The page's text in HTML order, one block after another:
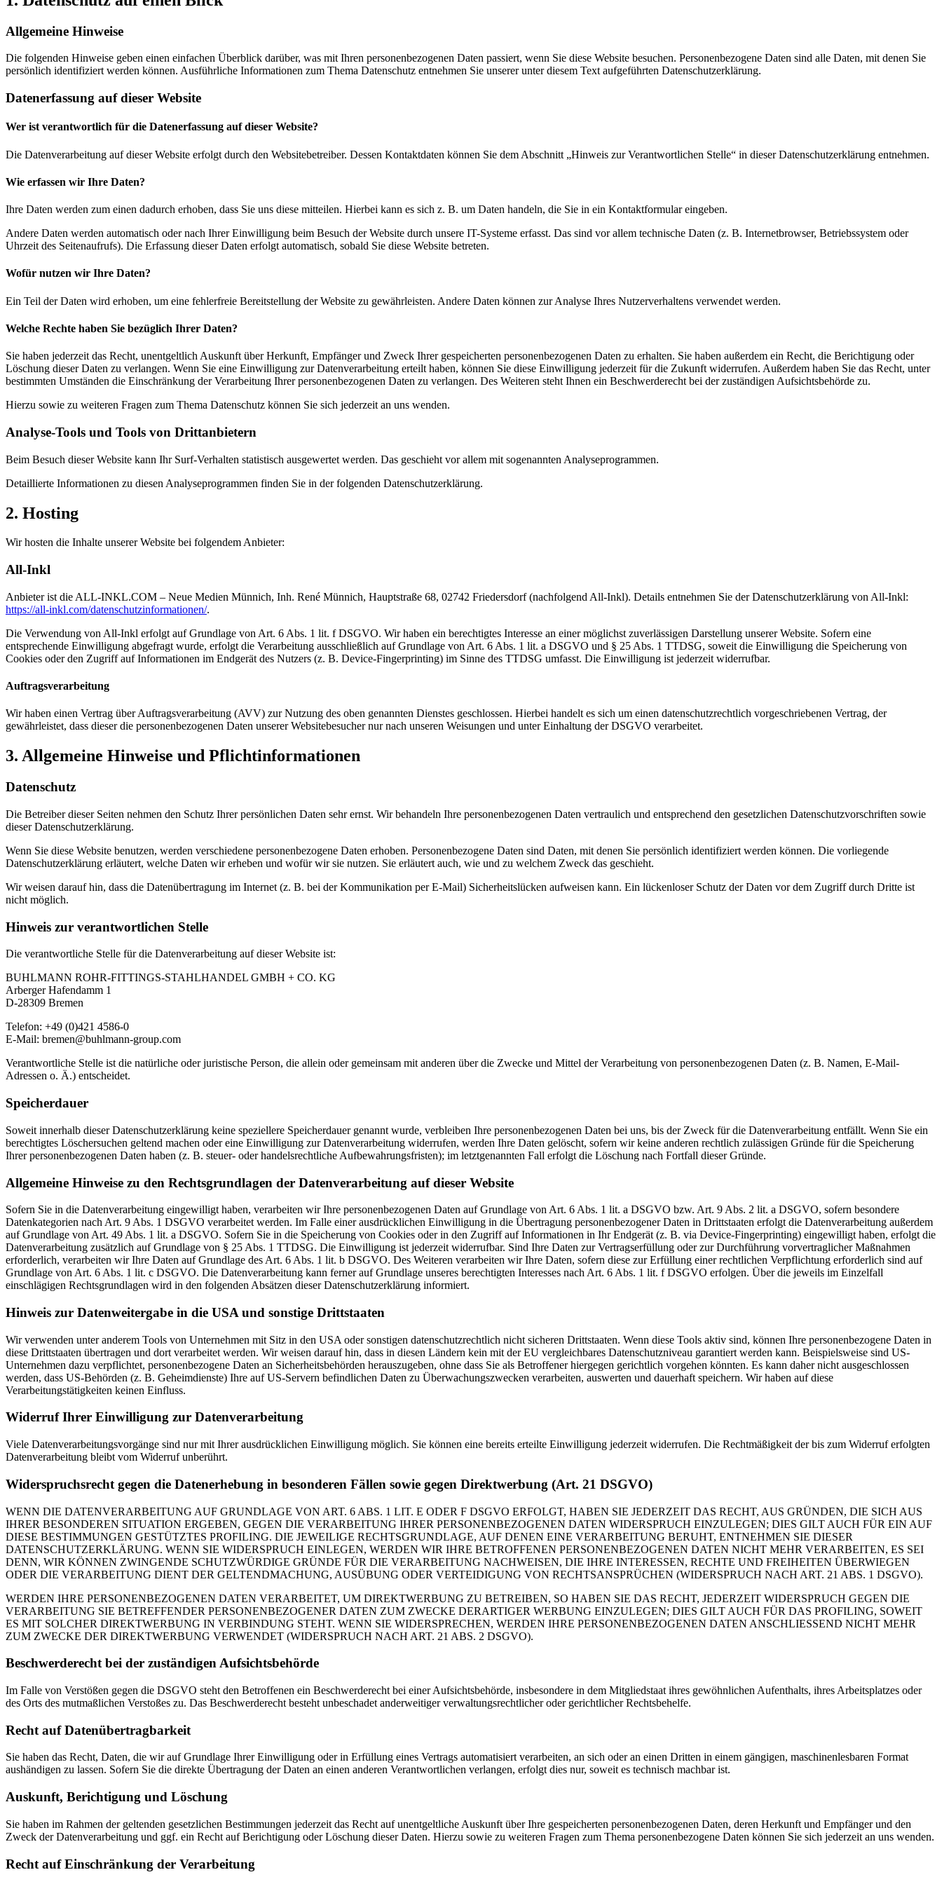
Allgemeine Hinweise
Die folgenden Hinweise geben einen einfachen Überblick darüber, was mit Ihren personenbezogenen Daten passiert, wenn Sie diese Website besuchen. Personenbezogene Daten sind alle Daten, mit denen Sie
persönlich identifiziert werden können. Ausführliche Informationen zum Thema Datenschutz entnehmen Sie unserer unter diesem Text aufgeführten Datenschutzerklärung.
Datenerfassung auf dieser Website
Wer ist verantwortlich für die Datenerfassung auf dieser Website?
Die Datenverarbeitung auf dieser Website erfolgt durch den Websitebetreiber. Dessen Kontaktdaten können Sie dem Abschnitt „Hinweis zur Verantwortlichen Stelle“ in dieser Datenschutzerklärung entnehmen.
Wie erfassen wir Ihre Daten?
Ihre Daten werden zum einen dadurch erhoben, dass Sie uns diese mitteilen. Hierbei kann es sich z. B. um Daten handeln, die Sie in ein Kontaktformular eingeben.
Andere Daten werden automatisch oder nach Ihrer Einwilligung beim Besuch der Website durch unsere IT-Systeme erfasst. Das sind vor allem technische Daten (z. B. Internetbrowser, Betriebssystem oder
Uhrzeit des Seitenaufrufs). Die Erfassung dieser Daten erfolgt automatisch, sobald Sie diese Website betreten.
Wofür nutzen wir Ihre Daten?
Ein Teil der Daten wird erhoben, um eine fehlerfreie Bereitstellung der Website zu gewährleisten. Andere Daten können zur Analyse Ihres Nutzerverhaltens verwendet werden.
Welche Rechte haben Sie bezüglich Ihrer Daten?
Sie haben jederzeit das Recht, unentgeltlich Auskunft über Herkunft, Empfänger und Zweck Ihrer gespeicherten personenbezogenen Daten zu erhalten. Sie haben außerdem ein Recht, die Berichtigung oder
Löschung dieser Daten zu verlangen. Wenn Sie eine Einwilligung zur Datenverarbeitung erteilt haben, können Sie diese Einwilligung jederzeit für die Zukunft widerrufen. Außerdem haben Sie das Recht, unter
bestimmten Umständen die Einschränkung der Verarbeitung Ihrer personenbezogenen Daten zu verlangen. Des Weiteren steht Ihnen ein Beschwerderecht bei der zuständigen Aufsichtsbehörde zu.
Hierzu sowie zu weiteren Fragen zum Thema Datenschutz können Sie sich jederzeit an uns wenden.
Analyse-Tools und Tools von Dritt­anbietern
Beim Besuch dieser Website kann Ihr Surf-Verhalten statistisch ausgewertet werden. Das geschieht vor allem mit sogenannten Analyseprogrammen.
Detaillierte Informationen zu diesen Analyseprogrammen finden Sie in der folgenden Datenschutzerklärung.
2. Hosting
Wir hosten die Inhalte unserer Website bei folgendem Anbieter:
All-Inkl
Anbieter ist die ALL-INKL.COM – Neue Medien Münnich, Inh. René Münnich, Hauptstraße 68, 02742 Friedersdorf (nachfolgend All-Inkl). Details entnehmen Sie der Datenschutzerklärung von All-Inkl:
https://all-inkl.com/datenschutzinformationen/.
Die Verwendung von All-Inkl erfolgt auf Grundlage von Art. 6 Abs. 1 lit. f DSGVO. Wir haben ein berechtigtes Interesse an einer möglichst zuverlässigen Darstellung unserer Website. Sofern eine
entsprechende Einwilligung abgefragt wurde, erfolgt die Verarbeitung ausschließlich auf Grundlage von Art. 6 Abs. 1 lit. a DSGVO und § 25 Abs. 1 TTDSG, soweit die Einwilligung die Speicherung von
Cookies oder den Zugriff auf Informationen im Endgerät des Nutzers (z. B. Device-Fingerprinting) im Sinne des TTDSG umfasst. Die Einwilligung ist jederzeit widerrufbar.
Auftragsverarbeitung
Wir haben einen Vertrag über Auftragsverarbeitung (AVV) zur Nutzung des oben genannten Dienstes geschlossen. Hierbei handelt es sich um einen datenschutzrechtlich vorgeschriebenen Vertrag, der
gewährleistet, dass dieser die personenbezogenen Daten unserer Websitebesucher nur nach unseren Weisungen und unter Einhaltung der DSGVO verarbeitet.
3. Allgemeine Hinweise und Pflicht­informationen
Datenschutz
Die Betreiber dieser Seiten nehmen den Schutz Ihrer persönlichen Daten sehr ernst. Wir behandeln Ihre personenbezogenen Daten vertraulich und entsprechend den gesetzlichen Datenschutzvorschriften sowie
dieser Datenschutzerklärung.
Wenn Sie diese Website benutzen, werden verschiedene personenbezogene Daten erhoben. Personenbezogene Daten sind Daten, mit denen Sie persönlich identifiziert werden können. Die vorliegende
Datenschutzerklärung erläutert, welche Daten wir erheben und wofür wir sie nutzen. Sie erläutert auch, wie und zu welchem Zweck das geschieht.
Wir weisen darauf hin, dass die Datenübertragung im Internet (z. B. bei der Kommunikation per E-Mail) Sicherheitslücken aufweisen kann. Ein lückenloser Schutz der Daten vor dem Zugriff durch Dritte ist
nicht möglich.
Hinweis zur verantwortlichen Stelle
Die verantwortliche Stelle für die Datenverarbeitung auf dieser Website ist:
BUHLMANN ROHR-FITTINGS-STAHLHANDEL GMBH + CO. KG
Arberger Hafendamm 1
D-28309 Bremen
Telefon: +49 (0)421 4586-0
E-Mail: bremen@buhlmann-group.com
Verantwortliche Stelle ist die natürliche oder juristische Person, die allein oder gemeinsam mit anderen über die Zwecke und Mittel der Verarbeitung von personenbezogenen Daten (z. B. Namen, E-Mail-
Adressen o. Ä.) entscheidet.
Speicherdauer
Soweit innerhalb dieser Datenschutzerklärung keine speziellere Speicherdauer genannt wurde, verbleiben Ihre personenbezogenen Daten bei uns, bis der Zweck für die Datenverarbeitung entfällt. Wenn Sie ein
berechtigtes Löschersuchen geltend machen oder eine Einwilligung zur Datenverarbeitung widerrufen, werden Ihre Daten gelöscht, sofern wir keine anderen rechtlich zulässigen Gründe für die Speicherung
Ihrer personenbezogenen Daten haben (z. B. steuer- oder handelsrechtliche Aufbewahrungsfristen); im letztgenannten Fall erfolgt die Löschung nach Fortfall dieser Gründe.
Allgemeine Hinweise zu den Rechtsgrundlagen der Datenverarbeitung auf dieser Website
Sofern Sie in die Datenverarbeitung eingewilligt haben, verarbeiten wir Ihre personenbezogenen Daten auf Grundlage von Art. 6 Abs. 1 lit. a DSGVO bzw. Art. 9 Abs. 2 lit. a DSGVO, sofern besondere
Datenkategorien nach Art. 9 Abs. 1 DSGVO verarbeitet werden. Im Falle einer ausdrücklichen Einwilligung in die Übertragung personenbezogener Daten in Drittstaaten erfolgt die Datenverarbeitung außerdem
auf Grundlage von Art. 49 Abs. 1 lit. a DSGVO. Sofern Sie in die Speicherung von Cookies oder in den Zugriff auf Informationen in Ihr Endgerät (z. B. via Device-Fingerprinting) eingewilligt haben, erfolgt die
Datenverarbeitung zusätzlich auf Grundlage von § 25 Abs. 1 TTDSG. Die Einwilligung ist jederzeit widerrufbar. Sind Ihre Daten zur Vertragserfüllung oder zur Durchführung vorvertraglicher Maßnahmen
erforderlich, verarbeiten wir Ihre Daten auf Grundlage des Art. 6 Abs. 1 lit. b DSGVO. Des Weiteren verarbeiten wir Ihre Daten, sofern diese zur Erfüllung einer rechtlichen Verpflichtung erforderlich sind auf
Grundlage von Art. 6 Abs. 1 lit. c DSGVO. Die Datenverarbeitung kann ferner auf Grundlage unseres berechtigten Interesses nach Art. 6 Abs. 1 lit. f DSGVO erfolgen. Über die jeweils im Einzelfall
einschlägigen Rechtsgrundlagen wird in den folgenden Absätzen dieser Datenschutzerklärung informiert.
Hinweis zur Datenweitergabe in die USA und sonstige Drittstaaten
Wir verwenden unter anderem Tools von Unternehmen mit Sitz in den USA oder sonstigen datenschutzrechtlich nicht sicheren Drittstaaten. Wenn diese Tools aktiv sind, können Ihre personenbezogene Daten in
diese Drittstaaten übertragen und dort verarbeitet werden. Wir weisen darauf hin, dass in diesen Ländern kein mit der EU vergleichbares Datenschutzniveau garantiert werden kann. Beispielsweise sind US-
Unternehmen dazu verpflichtet, personenbezogene Daten an Sicherheitsbehörden herauszugeben, ohne dass Sie als Betroffener hiergegen gerichtlich vorgehen könnten. Es kann daher nicht ausgeschlossen
werden, dass US-Behörden (z. B. Geheimdienste) Ihre auf US-Servern befindlichen Daten zu Überwachungszwecken verarbeiten, auswerten und dauerhaft speichern. Wir haben auf diese
Verarbeitungstätigkeiten keinen Einfluss.
Widerruf Ihrer Einwilligung zur Datenverarbeitung
Viele Datenverarbeitungsvorgänge sind nur mit Ihrer ausdrücklichen Einwilligung möglich. Sie können eine bereits erteilte Einwilligung jederzeit widerrufen. Die Rechtmäßigkeit der bis zum Widerruf erfolgten
Datenverarbeitung bleibt vom Widerruf unberührt.
Widerspruchsrecht gegen die Datenerhebung in besonderen Fällen sowie gegen Direktwerbung (Art. 21 DSGVO)
WENN DIE DATENVERARBEITUNG AUF GRUNDLAGE VON ART. 6 ABS. 1 LIT. E ODER F DSGVO ERFOLGT, HABEN SIE JEDERZEIT DAS RECHT, AUS GRÜNDEN, DIE SICH AUS
IHRER BESONDEREN SITUATION ERGEBEN, GEGEN DIE VERARBEITUNG IHRER PERSONENBEZOGENEN DATEN WIDERSPRUCH EINZULEGEN; DIES GILT AUCH FÜR EIN AUF
DIESE BESTIMMUNGEN GESTÜTZTES PROFILING. DIE JEWEILIGE RECHTSGRUNDLAGE, AUF DENEN EINE VERARBEITUNG BERUHT, ENTNEHMEN SIE DIESER
DATENSCHUTZERKLÄRUNG. WENN SIE WIDERSPRUCH EINLEGEN, WERDEN WIR IHRE BETROFFENEN PERSONENBEZOGENEN DATEN NICHT MEHR VERARBEITEN, ES SEI
DENN, WIR KÖNNEN ZWINGENDE SCHUTZWÜRDIGE GRÜNDE FÜR DIE VERARBEITUNG NACHWEISEN, DIE IHRE INTERESSEN, RECHTE UND FREIHEITEN ÜBERWIEGEN
ODER DIE VERARBEITUNG DIENT DER GELTENDMACHUNG, AUSÜBUNG ODER VERTEIDIGUNG VON RECHTSANSPRÜCHEN (WIDERSPRUCH NACH ART. 21 ABS. 1 DSGVO).
WERDEN IHRE PERSONENBEZOGENEN DATEN VERARBEITET, UM DIREKTWERBUNG ZU BETREIBEN, SO HABEN SIE DAS RECHT, JEDERZEIT WIDERSPRUCH GEGEN DIE
VERARBEITUNG SIE BETREFFENDER PERSONENBEZOGENER DATEN ZUM ZWECKE DERARTIGER WERBUNG EINZULEGEN; DIES GILT AUCH FÜR DAS PROFILING, SOWEIT
ES MIT SOLCHER DIREKTWERBUNG IN VERBINDUNG STEHT. WENN SIE WIDERSPRECHEN, WERDEN IHRE PERSONENBEZOGENEN DATEN ANSCHLIESSEND NICHT MEHR
ZUM ZWECKE DER DIREKTWERBUNG VERWENDET (WIDERSPRUCH NACH ART. 21 ABS. 2 DSGVO).
Beschwerde­recht bei der zuständigen Aufsichts­behörde
Im Falle von Verstößen gegen die DSGVO steht den Betroffenen ein Beschwerderecht bei einer Aufsichtsbehörde, insbesondere in dem Mitgliedstaat ihres gewöhnlichen Aufenthalts, ihres Arbeitsplatzes oder
des Orts des mutmaßlichen Verstoßes zu. Das Beschwerderecht besteht unbeschadet anderweitiger verwaltungsrechtlicher oder gerichtlicher Rechtsbehelfe.
Recht auf Daten­übertrag­barkeit
Sie haben das Recht, Daten, die wir auf Grundlage Ihrer Einwilligung oder in Erfüllung eines Vertrags automatisiert verarbeiten, an sich oder an einen Dritten in einem gängigen, maschinenlesbaren Format
aushändigen zu lassen. Sofern Sie die direkte Übertragung der Daten an einen anderen Verantwortlichen verlangen, erfolgt dies nur, soweit es technisch machbar ist.
Auskunft, Berichtigung und Löschung
Sie haben im Rahmen der geltenden gesetzlichen Bestimmungen jederzeit das Recht auf unentgeltliche Auskunft über Ihre gespeicherten personenbezogenen Daten, deren Herkunft und Empfänger und den
Zweck der Datenverarbeitung und ggf. ein Recht auf Berichtigung oder Löschung dieser Daten. Hierzu sowie zu weiteren Fragen zum Thema personenbezogene Daten können Sie sich jederzeit an uns wenden.
Recht auf Einschränkung der Verarbeitung